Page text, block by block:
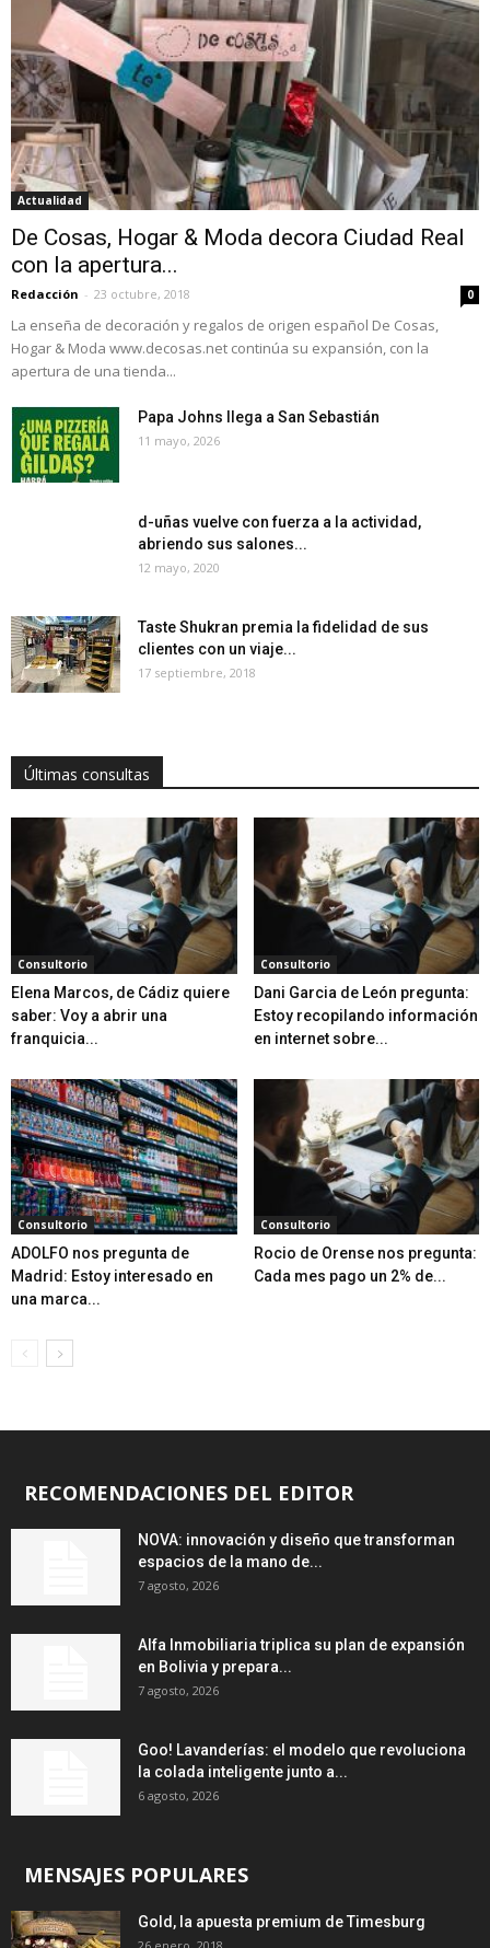
Actualidad
De Cosas, Hogar & Moda decora Ciudad Real
con la apertura...
Redacción - 23 octubre, 2018 0
La enseña de decoración y regalos de origen español De Cosas,
Hogar & Moda www.decosas.net continúa su expansión, con la
apertura de una tienda...
Papa Johns llega a San Sebastián
11 mayo, 2026
d-uñas vuelve con fuerza a la actividad,
abriendo sus salones...
12 mayo, 2020
Taste Shukran premia la fidelidad de sus
clientes con un viaje...
17 septiembre, 2018
Últimas consultas
Consultorio
Elena Marcos, de Cádiz quiere
saber: Voy a abrir una
franquicia...
Consultorio
Dani Garcia de León pregunta:
Estoy recopilando información
en internet sobre...
Consultorio
ADOLFO nos pregunta de
Madrid: Estoy interesado en
una marca...
Consultorio
Rocio de Orense nos pregunta:
Cada mes pago un 2% de...
RECOMENDACIONES DEL EDITOR
NOVA: innovación y diseño que transforman
espacios de la mano de...
7 agosto, 2026
Alfa Inmobiliaria triplica su plan de expansión
en Bolivia y prepara...
7 agosto, 2026
Goo! Lavanderías: el modelo que revoluciona
la colada inteligente junto a...
6 agosto, 2026
MENSAJES POPULARES
Gold, la apuesta premium de Timesburg